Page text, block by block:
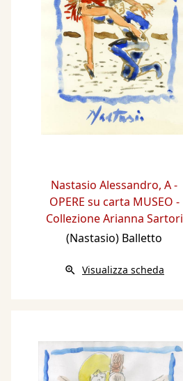
Nastasio Alessandro, A -
OPERE su carta MUSEO -
Collezione Arianna Sartori
(Nastasio) Balletto
Visualizza scheda